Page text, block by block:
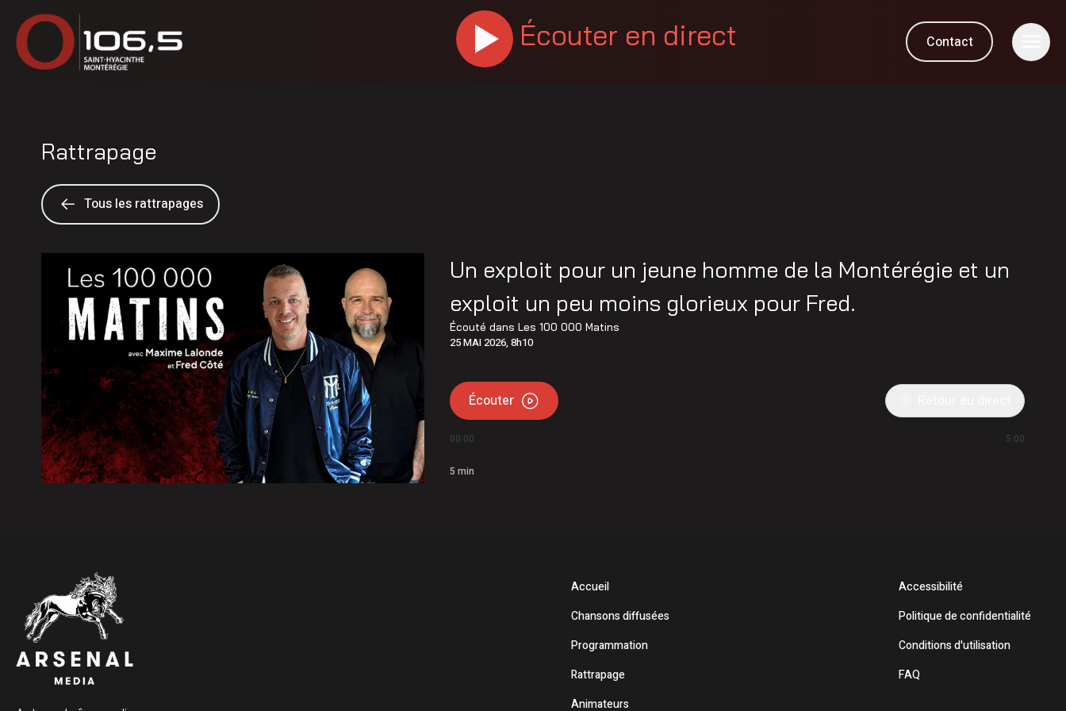
Écouter en direct Contact
Rattrapage
Tous les rattrapages
Un exploit pour un jeune homme de la Montérégie et un
exploit un peu moins glorieux pour Fred.
Écouté dansLes 100 000 Matins
25 MAI 2026, 8h10
Écouter
00:00 5:00
5 min
Accueil
Chansons diffusées
Programmation
Rattrapage
Animateurs
Accessibilité
Politique de confidentialité
Conditions d'utilisation
FAQ